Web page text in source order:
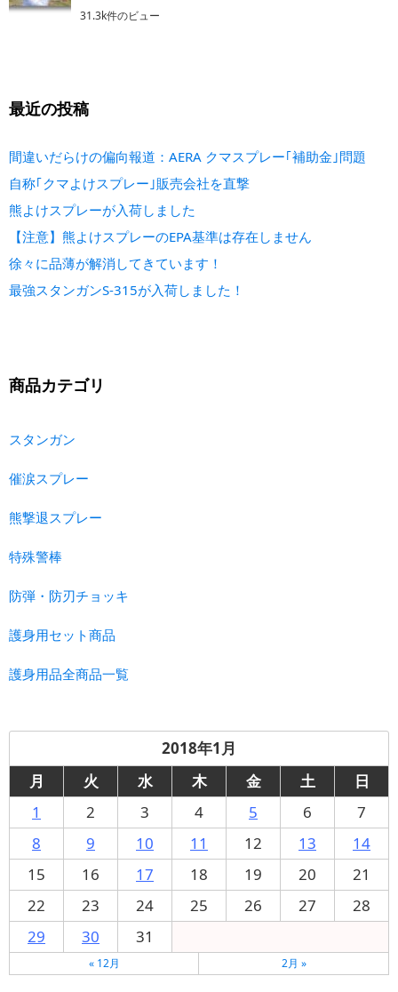
31.3k件のビュー
最近の投稿
間違いだらけの偏向報道：AERA クマスプレー｢補助金｣問題
自称｢クマよけスプレー｣販売会社を直撃
熊よけスプレーが入荷しました
【注意】熊よけスプレーのEPA基準は存在しません
徐々に品薄が解消してきています！
最強スタンガンS-315が入荷しました！
商品カテゴリ
スタンガン
催涙スプレー
熊撃退スプレー
特殊警棒
防弾・防刃チョッキ
護身用セット商品
護身用品全商品一覧
2018年1月
月
火 水 木 金 土
日
1
2 3 4 5 6
7
8
9 10 11 12 13
14
15
16 17 18 19 20
21
22
23 24 25 26 27
28
29
30 31
« 12月 2月 »